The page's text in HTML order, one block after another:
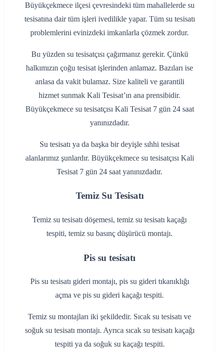
Büyükçekmece ilçesi çevresindeki tüm mahallelerde su
tesisatına dair tüm işleri ivedilikle yapar. Tüm su tesisatı
problemlerini evinizdeki imkanlarla çözmek zordur.
Bu yüzden su tesisatçısı çağırmanız gerekir. Çünkü
halkımızın çoğu tesisat işlerinden anlamaz. Bazıları ise
anlasa da vakit bulamaz. Size kaliteli ve garantili
hizmet sunmak Kali Tesisat’ın ana prensibidir.
Büyükçekmece su tesisatçısı Kali Tesisat 7 gün 24 saat
yanınızdadır.
Su tesisatı ya da başka bir deyişle sıhhi tesisat
alanlarımız şunlardır. Büyükçekmece su tesisatçısı Kali
Tesisat 7 gün 24 saat yanınızdadır.
Temiz Su Tesisatı
Temiz su tesisatı döşemesi, temiz su tesisatı kaçağı
tespiti, temiz su basınç düşürücü montajı.
Pis su tesisatı
Pis su tesisatı gideri montajı, pis su gideri tıkanıklığı
açma ve pis su gideri kaçağı tespiti.
Temiz su montajları iki şekildedir. Sıcak su tesisatı ve
soğuk su tesisatı montajı. Ayrıca sıcak su tesisatı kaçağı
tespiti ya da soğuk su kaçağı tespiti.